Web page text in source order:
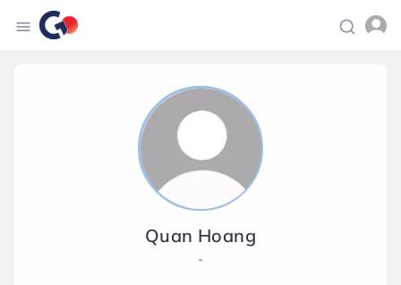
Quan Hoang
-